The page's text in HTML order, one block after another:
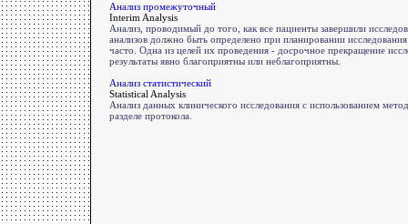
Анализ промежуточный
Interim Analysis
Анализ, проводимый до того, как все пациенты завершили
анализов должно быть определено при планировании
часто. Одна из целей их проведения - досрочное прекращение
результаты явно благоприятны или неблагоприятны.
Анализ статистический
Statistical Analysis
Анализ данных клинического исследования с использованием
разделе протокола.